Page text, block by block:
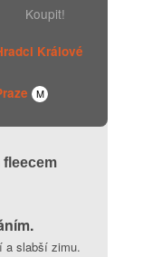
Koupit!
Králové
M
a slabší zimu.